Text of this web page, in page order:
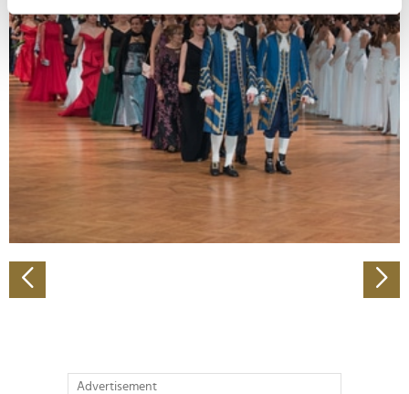
bestimmten Merkmalen (Fingerprinting) identifizieren
Erfahren Sie mehr darüber, wie Ihre persönlichen Daten
verarbeitet werden, und legen Sie Ihre Präferenzen im
Abschnitt Einzelheitenfest.
Wir verwenden Cookies, um Inhalte und Anzeigen zu
personalisieren, Funktionen für soziale Medien anbieten
zu können und die Zugriffe auf unsere Website zu
analysieren. Außerdem geben wir Informationen zu Ihrer
Partner führen diese Informationen möglicherweise mit
weiteren Daten zusammen, die Sie ihnen bereitgestellt
Advertisement